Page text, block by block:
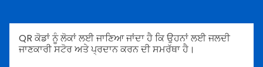
QR ਕੋਡਾਂ ਨੂੰ ਲੋਕਾਂ ਲਈ ਜਾਣਿਆ ਜਾਂਦਾ ਹੈ ਕਿ ਉਹਨਾਂ ਲਈ ਜਲਦੀ
ਜਾਣਕਾਰੀ ਸਟੋਰ ਅਤੇ ਪ੍ਰਦਾਨ ਕਰਨ ਦੀ ਸਮਰੱਥਾ ਹੈ।